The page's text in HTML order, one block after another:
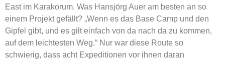
East im Karakorum. Was Hansjörg Auer am besten an so
einem Projekt gefällt? „Wenn es das Base Camp und den
Gipfel gibt, und es gilt einfach von da nach da zu kommen,
auf dem leichtesten Weg.“ Nur war diese Route so
schwierig, dass acht Expeditionen vor ihnen daran